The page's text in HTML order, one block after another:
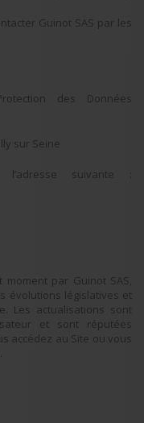
Guinot SAS par les
des Données
sur Seine
suivante :
par Guinot SAS,
évolutions législatives et
Les actualisations sont
et sont réputées
accédez au Site ou vous